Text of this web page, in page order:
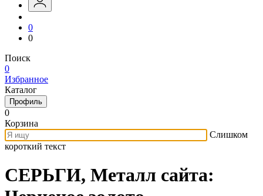
0
0
Поиск
0
Избранное
Каталог
Профиль
0
Корзина
Слишком
короткий текст
СЕРЬГИ, Металл сайта: